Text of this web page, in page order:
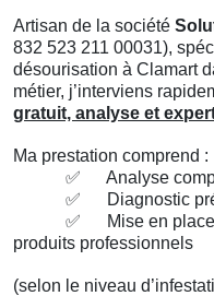
Artisan de la société
832 523 211 00031),
désourisation à Clamart
métier, j’interviens
gratuit, analyse et
Ma prestation comprend :
✅
Analyse
✅
Diagnostic
✅
Mise en
produits professionnels
(selon le niveau